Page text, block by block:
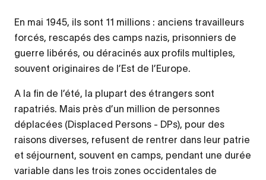
En mai 1945, ils sont 11 millions : anciens travailleurs
forcés, rescapés des camps nazis, prisonniers de
guerre libérés, ou déracinés aux profils multiples,
souvent originaires de l’Est de l’Europe.
A la fin de l’été, la plupart des étrangers sont
rapatriés. Mais près d’un million de personnes
déplacées (Displaced Persons - DPs), pour des
raisons diverses, refusent de rentrer dans leur patrie
et séjournent, souvent en camps, pendant une durée
variable dans les trois zones occidentales de